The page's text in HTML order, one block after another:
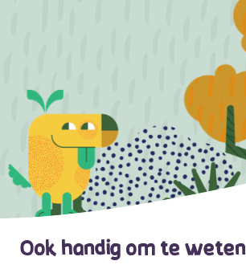
Ook handig om te weten